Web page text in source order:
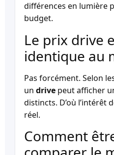
différences en lumière
budget.
Le prix drive
identique au
Pas forcément. Selon
un drive peut afficher
distincts. D’où l’intérêt
réel.
Comment